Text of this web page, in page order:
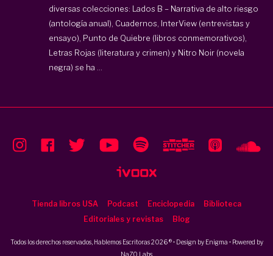
diversas colecciones: Lados B – Narrativa de alto riesgo
(antología anual), Cuadernos, InterView (entrevistas y
ensayo), Punto de Quiebre (libros conmemorativos),
Letras Rojas (literatura y crimen) y Nitro Noir (novela
negra) se ha ...
Tienda libros USA Podcast Enciclopedia
Biblioteca
Editoriales y revistas
Blog
Todos los derechos reservados, Hablemos Escritoras 2026 ® • Design by Enigma • Powered by
NaZO Labs